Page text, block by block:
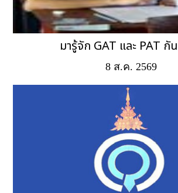
มารู้จัก GAT และ PAT กั
8 ส.ค. 2569